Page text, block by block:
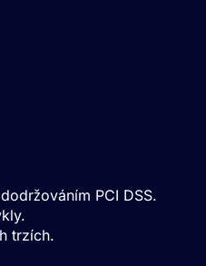
PCI DSS.
trzích.